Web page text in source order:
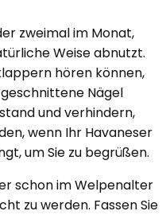
zweimal im Monat,
Weise abnutzt.
hören können,
geschnittene Nägel
und verhindern,
wenn Ihr Havaneser
um Sie zu begrüßen.
schon im Welpenalter
zu werden. Fassen Sie